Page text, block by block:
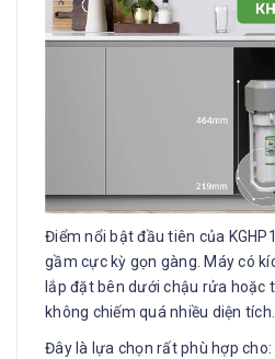
Điểm nổi bật đầu tiên của
gầm cực kỳ gọn gàng. Máy có
lắp đặt bên dưới chậu rửa hoặc
không chiếm quá nhiều diện tích.
Đây là lựa chọn rất phù hợp cho: